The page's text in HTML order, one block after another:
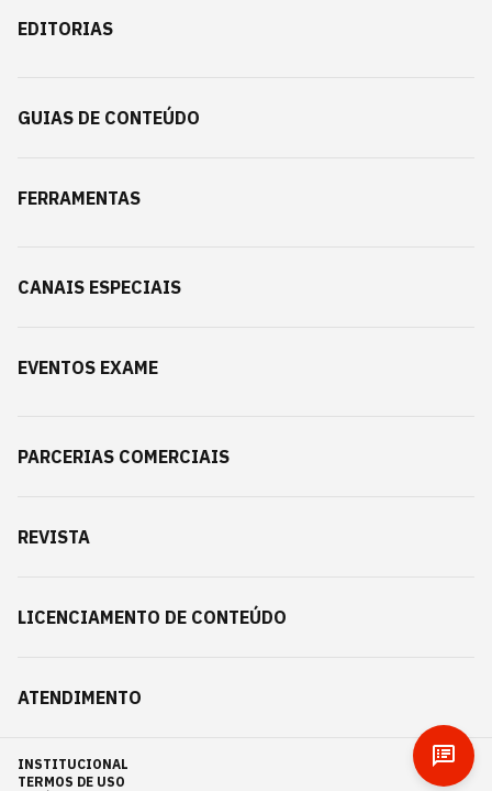
EDITORIAS
GUIAS DE CONTEÚDO
FERRAMENTAS
CANAIS ESPECIAIS
EVENTOS EXAME
PARCERIAS COMERCIAIS
REVISTA
LICENCIAMENTO DE CONTEÚDO
ATENDIMENTO
INSTITUCIONAL
TERMOS DE USO